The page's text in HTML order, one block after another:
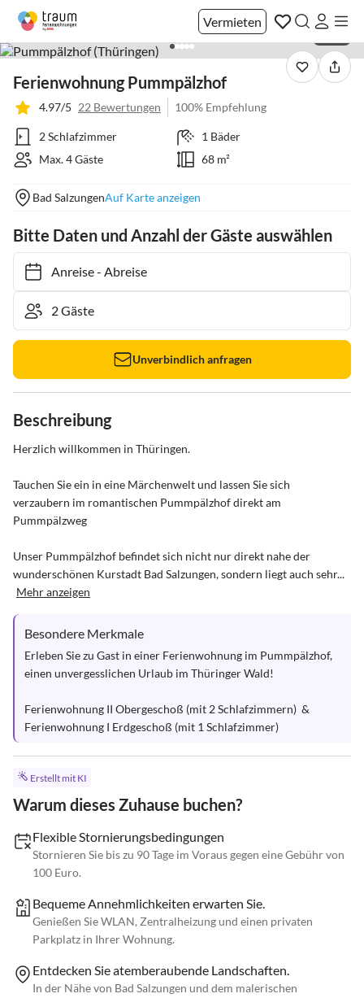
Vermieten
Ferienwohnung Pummpälzhof
4.97/5 22 Bewertungen 100% Empfehlung
2 Schlafzimmer
1 Bäder
Max. 4 Gäste
68 m²
Bad SalzungenAuf Karte anzeigen
Bitte Daten und Anzahl der Gäste auswählen
Anreise- Abreise
Unverbindlich anfragen
Beschreibung
Herzlich willkommen in Thüringen.
Tauchen Sie ein in eine Märchenwelt und lassen Sie sich
verzaubern im romantischen Pummpälzhof direkt am
Pummpälzweg
Unser Pummpälzhof befindet sich nicht nur direkt nahe der
wunderschönen Kurstadt Bad Salzungen, sondern liegt auch sehr...
Mehr anzeigen
Besondere Merkmale
Erleben Sie zu Gast in einer Ferienwohnung im Pummpälzhof,
einen unvergesslichen Urlaub im Thüringer Wald!
Ferienwohnung II Obergeschoß (mit 2 Schlafzimmern)  &
Ferienwohnung I Erdgeschoß (mit 1 Schlafzimmer)
Erstellt mit KI
Warum dieses Zuhause buchen?
Flexible Stornierungsbedingungen
Stornieren Sie bis zu 90 Tage im Voraus gegen eine Gebühr von
100 Euro.
Bequeme Annehmlichkeiten erwarten Sie.
Genießen Sie WLAN, Zentralheizung und einen privaten
Parkplatz in Ihrer Wohnung.
Entdecken Sie atemberaubende Landschaften.
In der Nähe von Bad Salzungen und dem malerischen